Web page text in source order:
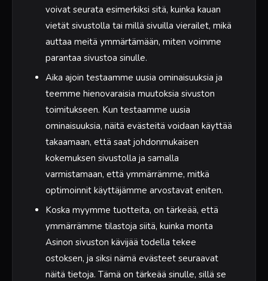
voivat seurata esimerkiksi sitä, kuinka kauan
vietät sivustolla tai millä sivuilla vierailet, mikä
auttaa meitä ymmärtämään, miten voimme
parantaa sivustoa sinulle.
Aika ajoin testaamme uusia ominaisuuksia ja
teemme hienovaraisia muutoksia sivuston
toimitukseen. Kun testaamme uusia
ominaisuuksia, näitä evästeitä voidaan käyttää
takaamaan, että saat johdonmukaisen
kokemuksen sivustolla ja samalla
varmistamaan, että ymmärrämme, mitkä
optimoinnit käyttäjämme arvostavat eniten.
Koska myymme tuotteita, on tärkeää, että
ymmärrämme tilastoja siitä, kuinka monta
Asinon sivuston kävijää todella tekee
ostoksen, ja siksi nämä evästeet seuraavat
näitä tietoja. Tämä on tärkeää sinulle, sillä se